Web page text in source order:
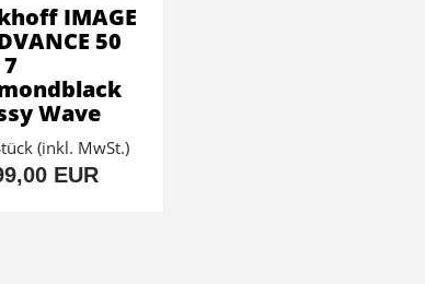
IMAGE
50
Wave
(inkl. MwSt.)
EUR